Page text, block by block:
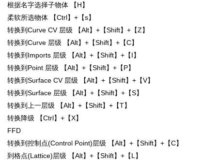
根据名字选择子物体 【H】
柔软所选物体 【Ctrl】+【s】
转换到Curve CV 层级 【Alt】+【Shift】+【Z】
转换到Curve 层级 【Alt】+【Shift】+【C】
转换到Imports 层级 【Alt】+【Shift】+【I】
转换到Point 层级 【Alt】+【Shift】+【P】
转换到Surface CV 层级 【Alt】+【Shift】+【V】
转换到Surface 层级 【Alt】+【Shift】+【S】
转换到上一层级 【Alt】+【Shift】+【T】
转换降级 【Ctrl】+【X】
FFD
转换到控制点(Control Point)层级 【Alt】+【Shift】+【C】
到格点(Lattice)层级 【Alt】+【Shift】+【L】